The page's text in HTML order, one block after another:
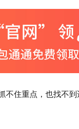
不住重点，也找不